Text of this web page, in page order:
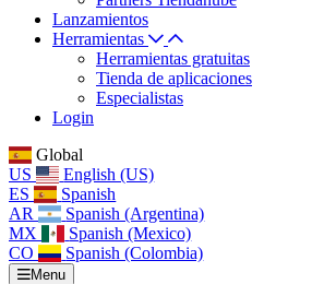
Lanzamientos
Herramientas
Herramientas gratuitas
Tienda de aplicaciones
Especialistas
Login
Global
US
English (US)
ES
Spanish
AR
Spanish (Argentina)
MX
Spanish (Mexico)
CO
Spanish (Colombia)
Menu